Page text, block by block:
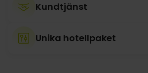
Kundtjänst
Unika hotellpaket